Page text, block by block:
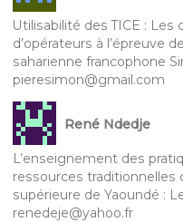
Utilisabilité des TICE :
d’opérateurs à l’épreuve
saharienne francophone
pieresimon@gmail.com
René Ndedje
L’enseignement des
ressources traditionnelles
supérieure de Yaoundé :
renedeje@yahoo.fr